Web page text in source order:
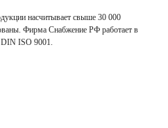
насчитывает свыше 30 000
Фирма Снабжение РФ работает в
DIN ISO 9001.